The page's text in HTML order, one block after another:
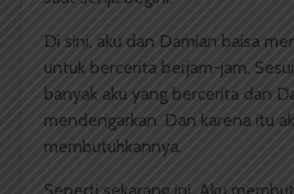
Di sini, aku dan Damian baisa
untuk bercerita berjam-jam.
banyak aku yang bercerita dan
mendengarkan. Dan karena itu
membutuhkannya.